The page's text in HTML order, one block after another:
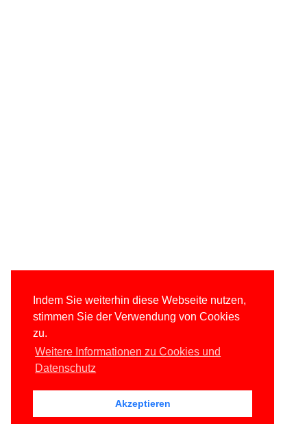
Indem Sie weiterhin diese Webseite nutzen,
stimmen Sie der Verwendung von Cookies
zu.
Weitere Informationen zu Cookies und
Datenschutz
Akzeptieren